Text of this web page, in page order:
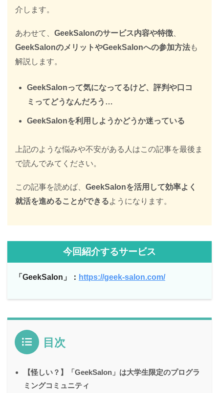
介します。
あわせて、 GeekSalonのサービス内容や特徴
GeekSalonのメリットやGeekSalonへの参加方法も
解説します。
GeekSalonって気になってるけど、評判や口コ
ミってどうなんだろう…
GeekSalonを利用しようかどうか迷っている
上記のような悩みや不安がある人はこの記事を最後ま
で読んでみてください。
この記事を読めば、 GeekSalonを活用して効率よく
就活を進めることができるようになります。
今回紹介するサービス
「GeekSalon」： https://geek-salon.com/
目次
【怪しい？】「GeekSalon」は大学生限定のプログラ
ミングコミュニティ